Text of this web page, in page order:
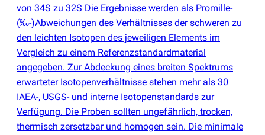
von 34S zu 32S Die Ergebnisse werden als Promille-
(‰-)Abweichungen des Verhältnisses der schweren zu
den leichten Isotopen des jeweiligen Elements im
Vergleich zu einem Referenzstandardmaterial
angegeben. Zur Abdeckung eines breiten Spektrums
erwarteter Isotopenverhältnisse stehen mehr als 30
IAEA-, USGS- und interne Isotopenstandards zur
Verfügung. Die Proben sollten ungefährlich, trocken,
thermisch zersetzbar und homogen sein. Die minimale